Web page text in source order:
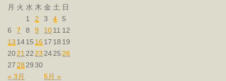
月 火 水 木 金 土 日
« 3月 5月 »
1 2 3 4
5
6
7 8 9 1011 12
13 1415 16 17 18 19
2021 22 23 2425 26
27 28 29 30